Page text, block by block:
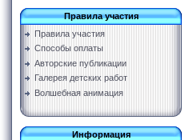
Правила участия
Правила участия
Способы оплаты
Авторские публикации
Галерея детских работ
Волшебная анимация
Информация